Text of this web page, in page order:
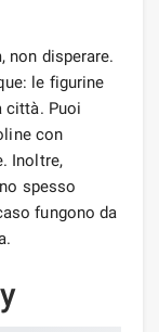
non disperare.
le figurine
città. Puoi
con
Inoltre,
spesso
fungono da